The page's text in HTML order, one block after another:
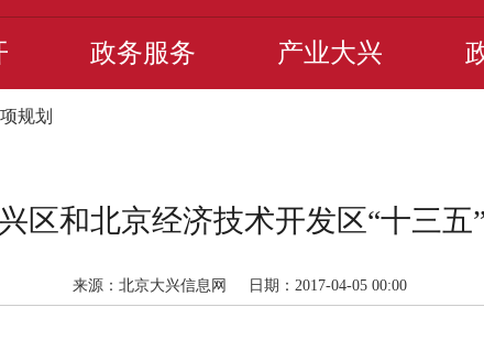
政务服务 产业大兴
规划
区和北京经济技术开发区“十三五
来源：北京大兴信息网 日期：2017-04-05 00:00